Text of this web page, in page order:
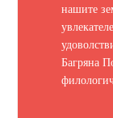
нашите
Багряна